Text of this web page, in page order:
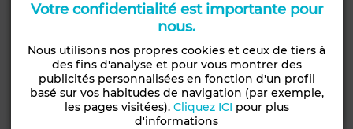
Villa à Sidi Maarouf, Casablanca
600 m² 5 Ch. 3 Sdb.
Contacter Appelez WhatsApp
Votre confidentialité est importante pour
nous.
Nous utilisons nos propres cookies et ceux de tiers à
des fins d'analyse et pour vous montrer des
publicités personnalisées en fonction d'un profil
basé sur vos habitudes de navigation (par exemple,
les pages visitées). Cliquez ICI pour plus
d'informations